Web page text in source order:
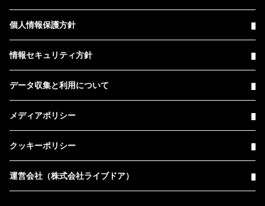
個人情報保護方針
情報セキュリティ方針
データ収集と利用について
メディアポリシー
クッキーポリシー
運営会社（株式会社ライブドア）